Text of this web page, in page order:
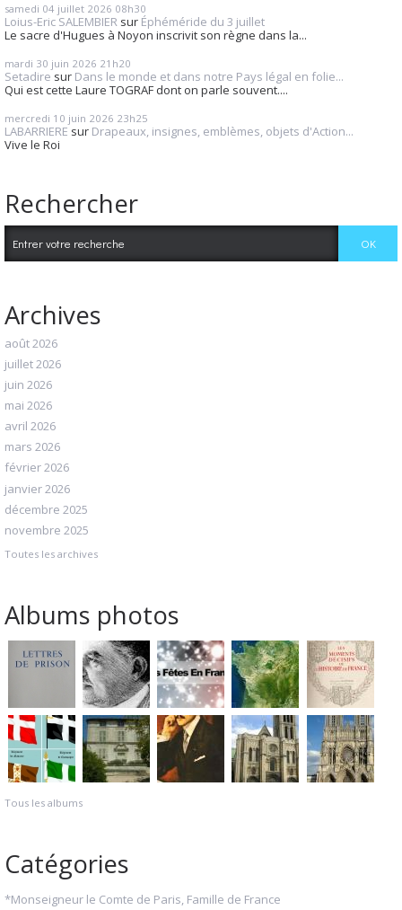
samedi 04 juillet 2026 08h30
Loius-Eric SALEMBIER sur Éphéméride du 3 juillet
Le sacre d'Hugues à Noyon inscrivit son règne dans la...
mardi 30 juin 2026 21h20
Setadire sur Dans le monde et dans notre Pays légal en folie...
Qui est cette Laure TOGRAF dont on parle souvent....
mercredi 10 juin 2026 23h25
LABARRIERE sur Drapeaux, insignes, emblèmes, objets d'Action...
Vive le Roi
Rechercher
Archives
août 2026
juillet 2026
juin 2026
mai 2026
avril 2026
mars 2026
février 2026
janvier 2026
décembre 2025
novembre 2025
Toutes les archives
Albums photos
Tous les albums
Catégories
*Monseigneur le Comte de Paris, Famille de France